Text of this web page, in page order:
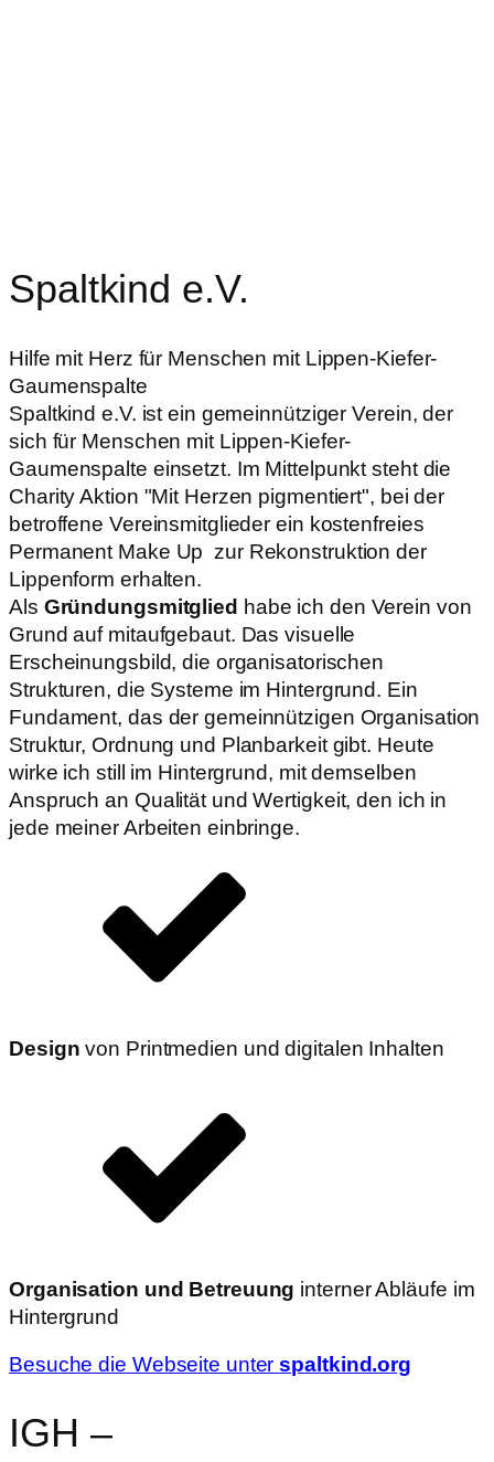
Spaltkind e.V.
Hilfe mit Herz für Menschen mit Lippen-Kiefer-
Gaumenspalte
Spaltkind e.V. ist ein gemeinnütziger Verein, der
sich für Menschen mit Lippen-Kiefer-
Gaumenspalte einsetzt. Im Mittelpunkt steht die
Charity Aktion "Mit Herzen pigmentiert", bei der
betroffene Vereinsmitglieder ein kostenfreies
Permanent Make Up zur Rekonstruktion der
Lippenform erhalten.
Als Gründungsmitglied habe ich den Verein von
Grund auf mitaufgebaut. Das visuelle
Erscheinungsbild, die organisatorischen
Strukturen, die Systeme im Hintergrund. Ein
Fundament, das der gemeinnützigen Organisation
Struktur, Ordnung und Planbarkeit gibt. Heute
wirke ich still im Hintergrund, mit demselben
Anspruch an Qualität und Wertigkeit, den ich in
jede meiner Arbeiten einbringe.
Design von Printmedien und digitalen Inhalten
Organisation und Betreuung interner Abläufe im
Hintergrund
Besuche die Webseite unterspaltkind.org
IGH –